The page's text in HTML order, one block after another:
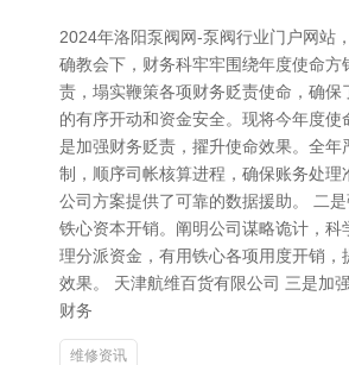
2024年洛阳泵阀网-泵阀行业门户网站
确教会下，财务科牢牢围绕年度使命方
责，塌实鞭策各项财务贬责使命，确保
的有序开动和资金安全。现将今年度使
是加强财务贬责，擢升使命效果。全年
制，顺序司帐核算进程，确保账务处理
公司方案提供了可靠的数据援助。 二是
铁心资本开销。阐明公司谋略诡计，科
理分派资金，有用铁心各项用度开销，
效果。 天津航维百货有限公司 三是加
财务
维修资讯